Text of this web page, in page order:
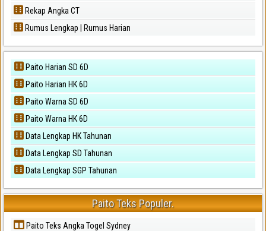
Rekap Angka CT
Rumus Lengkap | Rumus Harian
Paito Harian SD 6D
Paito Harian HK 6D
Paito Warna SD 6D
Paito Warna HK 6D
Data Lengkap HK Tahunan
Data Lengkap SD Tahunan
Data Lengkap SGP Tahunan
Paito Teks Populer.
Paito Teks Angka Togel Sydney